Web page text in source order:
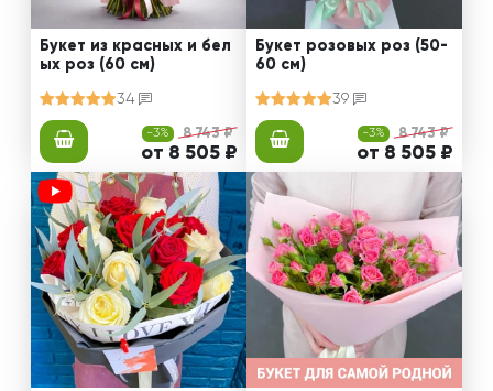
Букет из красных и бел
ых роз (60 см)
34
-3% 8 743 ₽
от 8 505 ₽
Букет розовых роз (50-
60 см)
39
-3% 8 743 ₽
от 8 505 ₽